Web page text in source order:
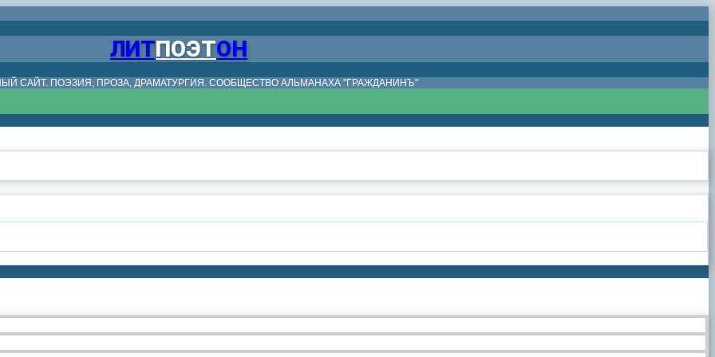
ЛИТПОЭТОН
САЙТ. ПОЭЗИЯ, ПРОЗА, ДРАМАТУРГИЯ. СООБЩЕСТВО АЛЬМАНАХА "ГРАЖДАНИНЪ"